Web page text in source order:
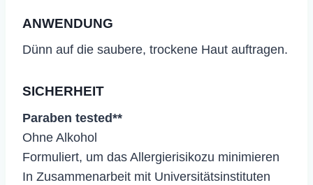
ANWENDUNG
Dünn auf die saubere, trockene Haut auftragen.
SICHERHEIT
Paraben tested**
Ohne Alkohol
Formuliert, um das Allergierisikozu minimieren
In Zusammenarbeit mit Universitätsinstituten